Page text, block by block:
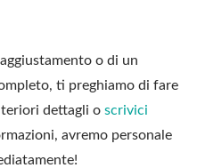
o di un
ti preghiamo di fare
dettagli o scrivici
avremo personale